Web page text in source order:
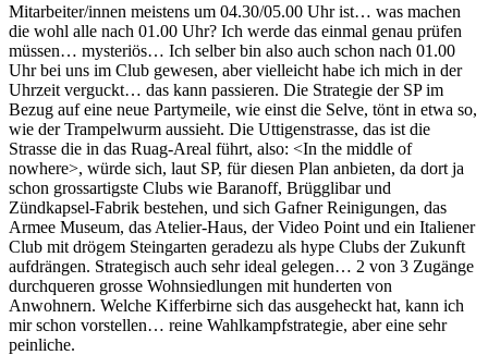
Mitarbeiter/innen meistens um 04.30/05.00 Uhr ist… was machen
die wohl alle nach 01.00 Uhr? Ich werde das einmal genau prüfen
müssen… mysteriös… Ich selber bin also auch schon nach 01.00
Uhr bei uns im Club gewesen, aber vielleicht habe ich mich in der
Uhrzeit verguckt… das kann passieren. Die Strategie der SP im
Bezug auf eine neue Partymeile, wie einst die Selve, tönt in etwa so,
wie der Trampelwurm aussieht. Die Uttigenstrasse, das ist die
Strasse die in das Ruag-Areal führt, also: <In the middle of
nowhere>, würde sich, laut SP, für diesen Plan anbieten, da dort ja
schon grossartigste Clubs wie Baranoff, Brügglibar und
Zündkapsel-Fabrik bestehen, und sich Gafner Reinigungen, das
Armee Museum, das Atelier-Haus, der Video Point und ein Italiener
Club mit drögem Steingarten geradezu als hype Clubs der Zukunft
aufdrängen. Strategisch auch sehr ideal gelegen… 2 von 3 Zugänge
durchqueren grosse Wohnsiedlungen mit hunderten von
Anwohnern. Welche Kifferbirne sich das ausgeheckt hat, kann ich
mir schon vorstellen… reine Wahlkampfstrategie, aber eine sehr
peinliche.